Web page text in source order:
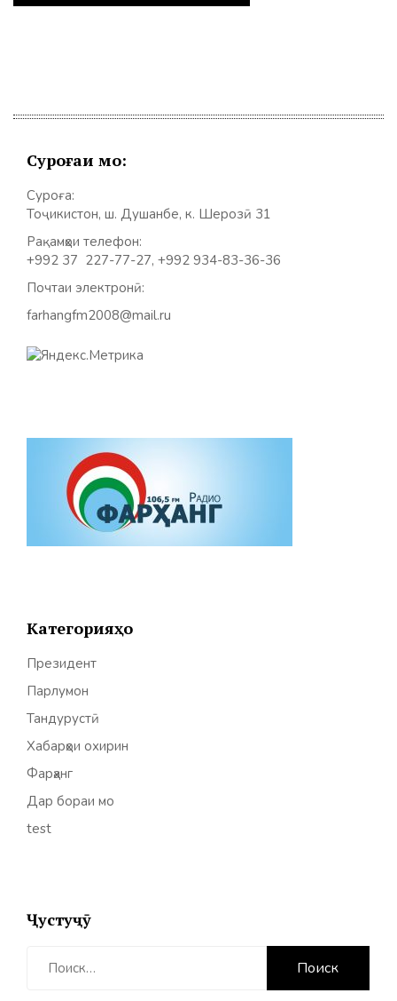
Суроғаи мо:
Суроға:
Тоҷикистон, ш. Душанбе, к. Шерозӣ 31
Рақамҳои телефон:
+992 37 227-77-27, +992 934-83-36-36
Почтаи электронӣ:
farhangfm2008@mail.ru
Категорияҳо
Президент
Парлумон
Тандурустӣ
Хабарҳои охирин
Фарҳанг
Дар бораи мо
test
Ҷустуҷӯ